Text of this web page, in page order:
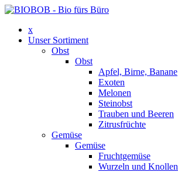
x
Unser Sortiment
Obst
Obst
Apfel, Birne, Banane
Exoten
Melonen
Steinobst
Trauben und Beeren
Zitrusfrüchte
Gemüse
Gemüse
Fruchtgemüse
Wurzeln und Knollen